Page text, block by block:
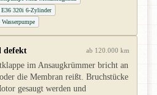
E36 320i 6-Zylinder
defekt ab 120.000 km
im Ansaugkrümmer bricht an
die Membran reißt. Bruchstücke
gesaugt werden und